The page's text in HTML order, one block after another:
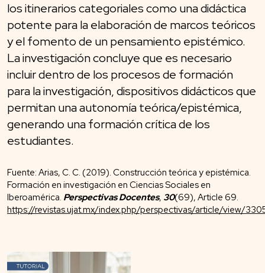
los itinerarios categoriales como una didáctica
potente para la elaboración de marcos teóricos
y el fomento de un pensamiento epistémico.
La investigación concluye que es necesario
incluir dentro de los procesos de formación
para la investigación, dispositivos didácticos que
permitan una autonomía teórica/epistémica,
generando una formación crítica de los
estudiantes.
Fuente: Arias, C. C. (2019). Construcción teórica y epistémica.
Formación en investigación en Ciencias Sociales en
Iberoamérica. Perspectivas Docentes, 30(69), Article 69.
https://revistas.ujat.mx/index.php/perspectivas/article/view/